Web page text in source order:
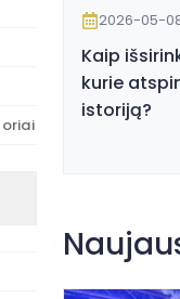
2026-05-
Kaip
kurie
istoriją?